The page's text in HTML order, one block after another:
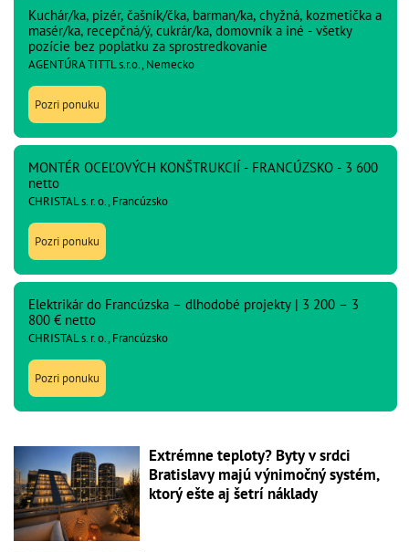
Kuchár/ka, pizér, čašník/čka, barman/ka, chyžná, kozmetička a
masér/ka, recepčná/ý, cukrár/ka, domovník a iné - všetky
pozície bez poplatku za sprostredkovanie
AGENTÚRA TITTL s.r.o., Nemecko
Pozri ponuku
MONTÉR OCEĽOVÝCH KONŠTRUKCIÍ - FRANCÚZSKO - 3 600
netto
CHRISTAL s. r. o., Francúzsko
Pozri ponuku
Elektrikár do Francúzska – dlhodobé projekty | 3 200 – 3
800 € netto
CHRISTAL s. r. o., Francúzsko
Pozri ponuku
Extrémne teploty? Byty v srdci
Bratislavy majú výnimočný systém,
ktorý ešte aj šetrí náklady